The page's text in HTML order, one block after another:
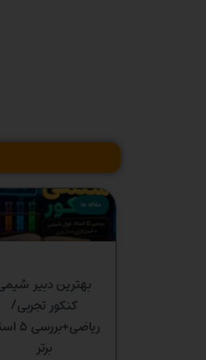
مقاله ها
بهترین دبیر
کنکور تجربی/
برتر